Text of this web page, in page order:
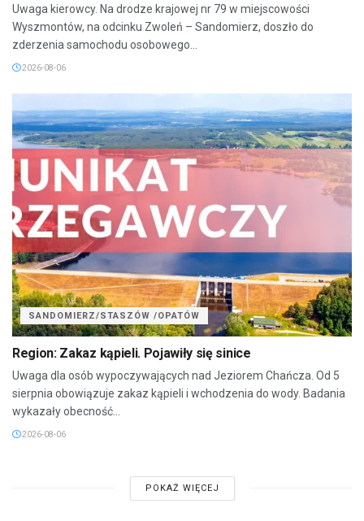
Uwaga kierowcy. Na drodze krajowej nr 79 w miejscowości
Wyszmontów, na odcinku Zwoleń – Sandomierz, doszło do
zderzenia samochodu osobowego...
2026-08-06
SANDOMIERZ/STASZÓW /OPATÓW
Region: Zakaz kąpieli. Pojawiły się sinice
Uwaga dla osób wypoczywających nad Jeziorem Chańcza. Od 5
sierpnia obowiązuje zakaz kąpieli i wchodzenia do wody. Badania
wykazały obecność...
2026-08-06
POKAŻ WIĘCEJ